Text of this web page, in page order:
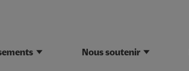
Nous soutenir